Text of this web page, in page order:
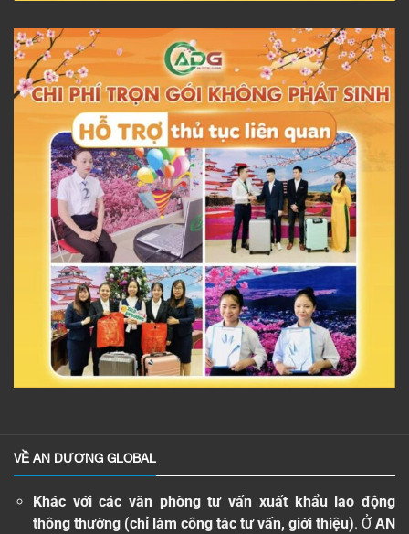
VỀ AN DƯƠNG GLOBAL
Khác với các văn phòng tư vấn xuất khẩu lao động
thông thường (chỉ làm công tác tư vấn, giới thiệu). ỞAN